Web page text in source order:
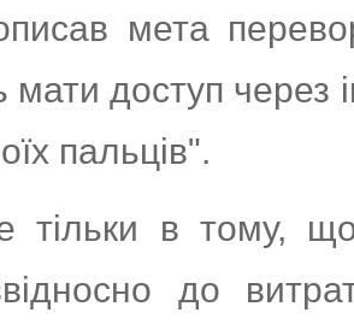
мета
мати доступ через
пальців".
тільки в тому,
до